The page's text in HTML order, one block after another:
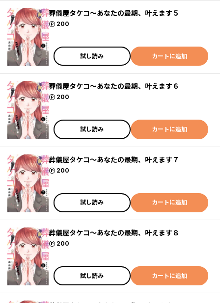
葬儀屋タケコ～あなたの最期、叶えます５
200
ポイント
試し読み カートに追加
葬儀屋タケコ～あなたの最期、叶えます６
200
ポイント
試し読み カートに追加
葬儀屋タケコ～あなたの最期、叶えます７
200
ポイント
試し読み カートに追加
葬儀屋タケコ～あなたの最期、叶えます８
200
ポイント
試し読み カートに追加